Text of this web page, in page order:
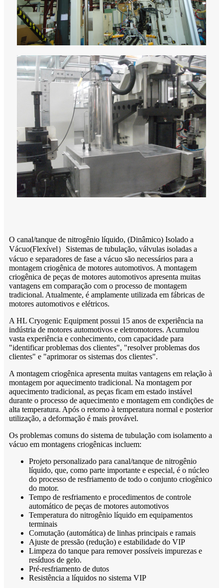
O canal/tanque de nitrogênio líquido, (Dinâmico) Isolado a
Vácuo(Flexível） Sistemas de tubulação, válvulas isoladas a
vácuo e separadores de fase a vácuo são necessários para a
montagem criogênica de motores automotivos. A montagem
criogênica de peças de motores automotivos apresenta muitas
vantagens em comparação com o processo de montagem
tradicional. Atualmente, é amplamente utilizada em fábricas de
motores automotivos e elétricos.
A HL Cryogenic Equipment possui 15 anos de experiência na
indústria de motores automotivos e eletromotores. Acumulou
vasta experiência e conhecimento, com capacidade para
"identificar problemas dos clientes", "resolver problemas dos
clientes" e "aprimorar os sistemas dos clientes".
A montagem criogênica apresenta muitas vantagens em relação à
montagem por aquecimento tradicional. Na montagem por
aquecimento tradicional, as peças ficam em estado instável
durante o processo de aquecimento e montagem em condições de
alta temperatura. Após o retorno à temperatura normal e posterior
utilização, a deformação é mais provável.
Os problemas comuns do sistema de tubulação com isolamento a
vácuo em montagens criogênicas incluem:
Projeto personalizado para canal/tanque de nitrogênio
líquido, que, como parte importante e especial, é o núcleo
do processo de resfriamento de todo o conjunto criogênico
do motor.
Tempo de resfriamento e procedimentos de controle
automático de peças de motores automotivos
Temperatura do nitrogênio líquido em equipamentos
terminais
Comutação (automática) de linhas principais e ramais
Ajuste de pressão (redução) e estabilidade do VIP
Limpeza do tanque para remover possíveis impurezas e
resíduos de gelo.
Pré-resfriamento de dutos
Resistência a líquidos no sistema VIP